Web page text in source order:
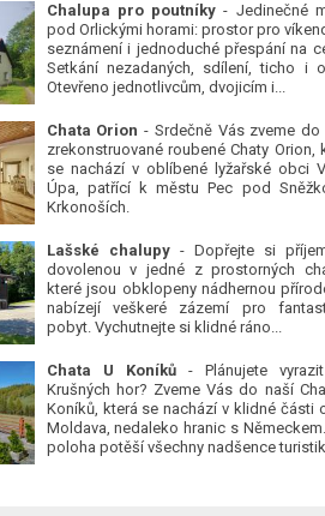
Chalupa pro poutníky - Jedinečné
pod Orlickými horami: prostor pro
seznámení i jednoduché přespání na
Setkání nezadaných, sdílení, ticho i
Otevřeno jednotlivcům, dvojicím i...
Chata Orion - Srdečně Vás zveme do
zrekonstruované roubené Chaty Orion,
se nachází v oblíbené lyžařské obci
Úpa, patřící k městu Pec pod
Krkonoších.
Lašské chalupy- Dopřejte si
dovolenou v jedné z prostorných
které jsou obklopeny nádhernou
nabízejí veškeré zázemí pro
pobyt. Vychutnejte si klidné ráno...
Chata U Koníků- Plánujete vyrazit
Krušných hor? Zveme Vás do naší
Koníků, která se nachází v klidné části
Moldava, nedaleko hranic s
poloha potěší všechny nadšence